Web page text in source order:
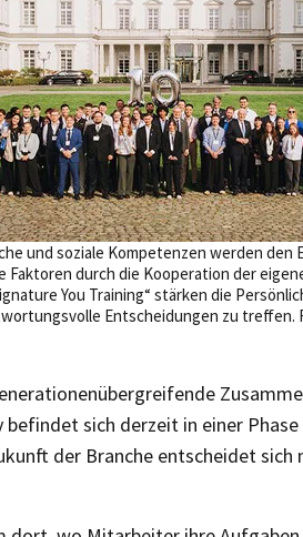
und soziale Kompetenzen werden
durch die Kooperation der
You Training“ stärken die
Entscheidungen zu treffen.
sich derzeit in einer
der Branche entscheidet sich